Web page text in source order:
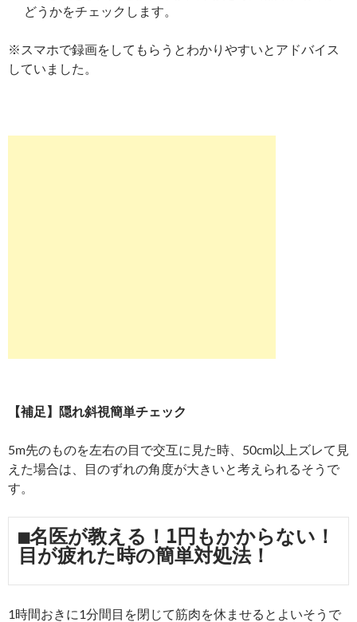
どうかをチェックします。
※スマホで録画をしてもらうとわかりやすいとアドバイス
していました。
【補足】隠れ斜視簡単チェック
5m先のものを左右の目で交互に見た時、50cm以上ズレて見
えた場合は、目のずれの角度が大きいと考えられるそうで
す。
■名医が教える！1円もかからない！
目が疲れた時の簡単対処法！
1時間おきに1分間目を閉じて筋肉を休ませるとよいそうで